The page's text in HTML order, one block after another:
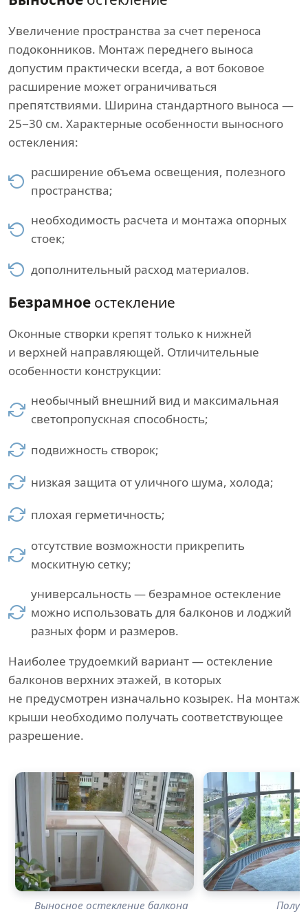
Увеличение пространства за счет переноса
подоконников. Монтаж переднего выноса
допустим практически всегда, а вот боковое
расширение может ограничиваться
препятствиями. Ширина стандартного выноса —
25−30 см. Характерные особенности выносного
остекления:
расширение объема освещения, полезного
пространства;
необходимость расчета и монтажа опорных
стоек;
дополнительный расход материалов.
Безрамное остекление
Оконные створки крепят только к нижней
и верхней направляющей. Отличительные
особенности конструкции:
необычный внешний вид и максимальная
светопропускная способность;
подвижность створок;
низкая защита от уличного шума, холода;
плохая герметичность;
отсутствие возможности прикрепить
москитную сетку;
универсальность — безрамное остекление
можно использовать для балконов и лоджий
разных форм и размеров.
Наиболее трудоемкий вариант — остекление
балконов верхних этажей, в которых
не предусмотрен изначально козырек. На монтаж
крыши необходимо получать соответствующее
разрешение.
Выносное остекление балкона